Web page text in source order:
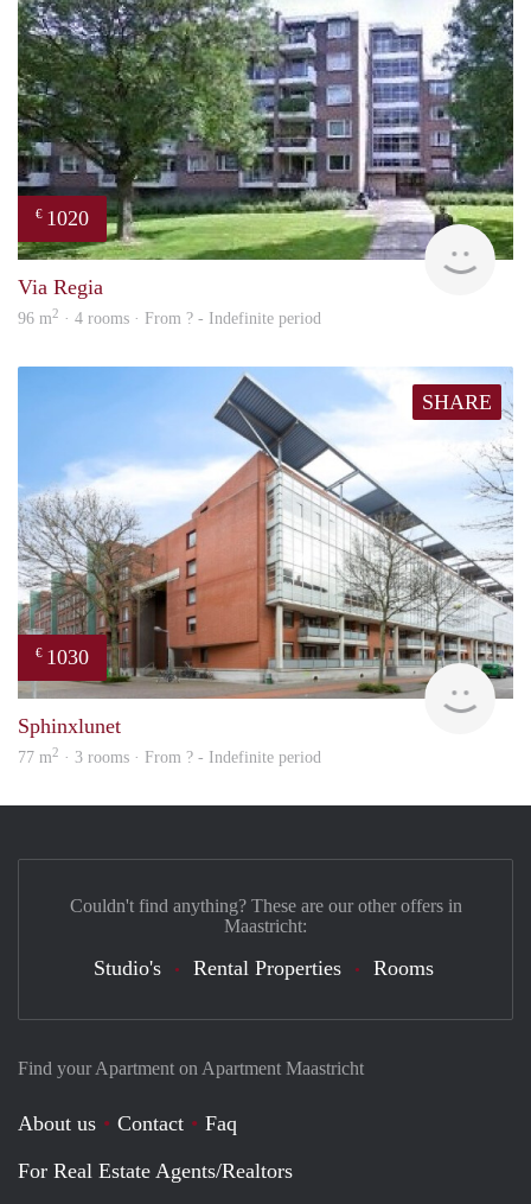
€ 1020
Via Regia
96 m2 · 4 rooms · From ? - Indefinite period
SHARE
€ 1030
Sphinxlunet
77 m2 · 3 rooms · From ? - Indefinite period
Find your Apartment on Apartment Maastricht
About us Contact
Faq
For Real Estate Agents/Realtors
Couldn't find anything? These are our other offers in
Maastricht:
Studio's Rental Properties Rooms